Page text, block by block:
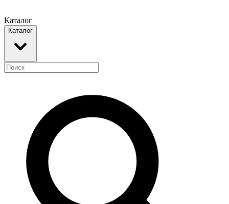
Каталог
Каталог